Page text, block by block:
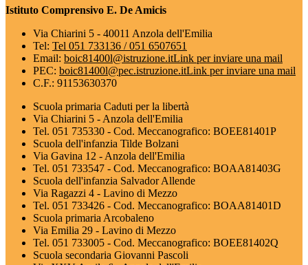
Istituto Comprensivo E. De Amicis
Via Chiarini 5 - 40011 Anzola dell'Emilia
Tel: Tel 051 733136 / 051 6507651
Email: boic81400l@istruzione.itLink per inviare una mail
PEC: boic81400l@pec.istruzione.itLink per inviare una mail
C.F.: 91153630370
Scuola primaria Caduti per la libertà
Via Chiarini 5 - Anzola dell'Emilia
Tel. 051 735330 - Cod. Meccanografico: BOEE81401P
Scuola dell'infanzia Tilde Bolzani
Via Gavina 12 - Anzola dell'Emilia
Tel. 051 733547 - Cod. Meccanografico: BOAA81403G
Scuola dell'infanzia Salvador Allende
Via Ragazzi 4 - Lavino di Mezzo
Tel. 051 733426 - Cod. Meccanografico: BOAA81401D
Scuola primaria Arcobaleno
Via Emilia 29 - Lavino di Mezzo
Tel. 051 733005 - Cod. Meccanografico: BOEE81402Q
Scuola secondaria Giovanni Pascoli